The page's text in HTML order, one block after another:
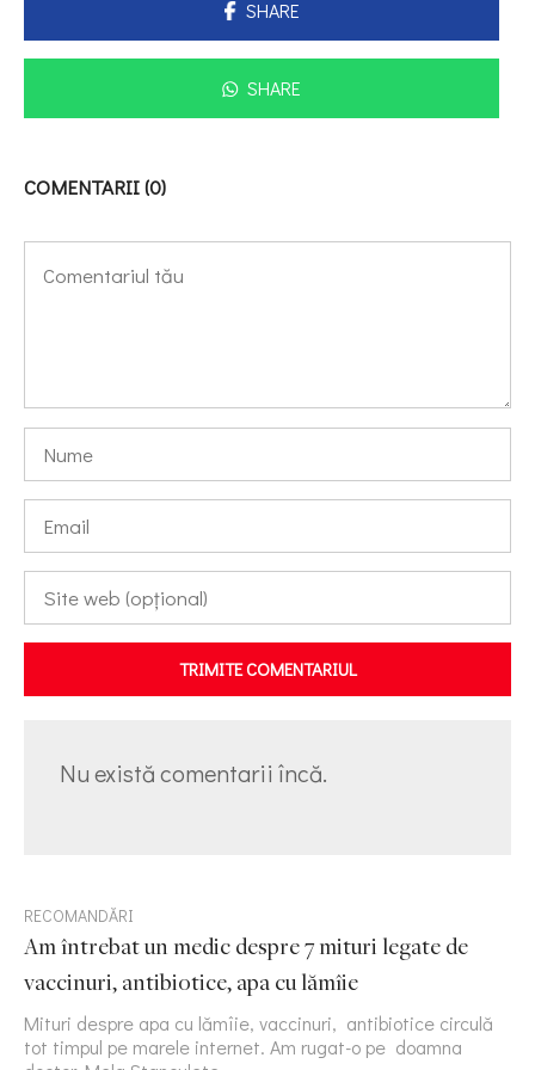
SHARE
SHARE
COMENTARII (0)
TRIMITE COMENTARIUL
Nu există comentarii încă.
RECOMANDĂRI
Am întrebat un medic despre 7 mituri legate de
vaccinuri, antibiotice, apa cu lămîie
Mituri despre apa cu lămîie, vaccinuri, antibiotice circulă
tot timpul pe marele internet. Am rugat-o pe doamna